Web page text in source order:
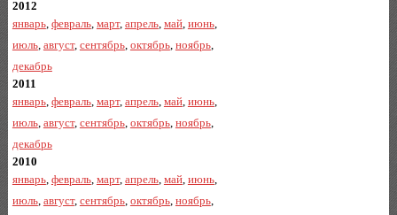
2012
январь, февраль, март, апрель, май, июнь,
июль, август, сентябрь, октябрь, ноябрь,
декабрь
2011
январь, февраль, март, апрель, май, июнь,
июль, август, сентябрь, октябрь, ноябрь,
декабрь
2010
январь, февраль, март, апрель, май, июнь,
июль, август, сентябрь, октябрь, ноябрь,